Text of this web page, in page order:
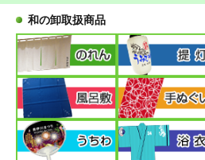
和の卸取扱商品